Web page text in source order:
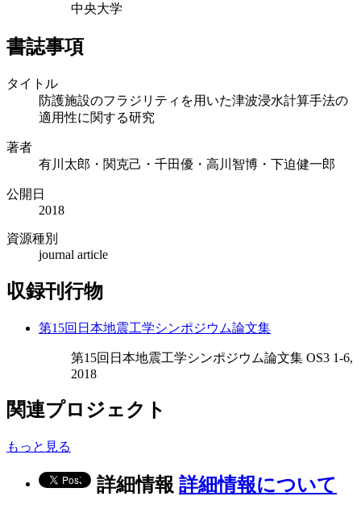
中央大学
書誌事項
タイトル
防護施設のフラジリティを用いた津波浸水計算手法の
適用性に関する研究
著者
有川太郎・関克己・千田優・高川智博・下迫健一郎
公開日
2018
資源種別
journal article
収録刊行物
第15回日本地震工学シンポジウム論文集
第15回日本地震工学シンポジウム論文集 OS3 1-6,
2018
関連プロジェクト
もっと見る
詳細情報 詳細情報について